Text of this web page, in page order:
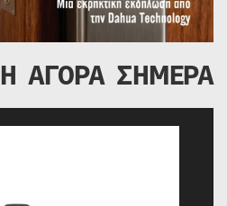
Η ΑΓΟΡΑ ΣΗΜΕΡΑ